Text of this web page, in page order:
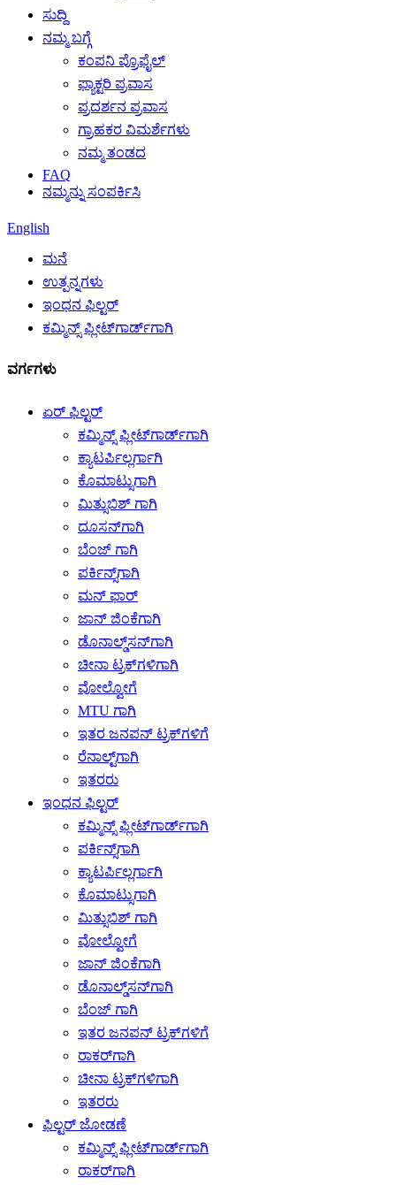
ಸುದ್ದಿ
ನಮ್ಮ ಬಗ್ಗೆ
ಕಂಪನಿ ಪ್ರೊಫೈಲ್
ಫ್ಯಾಕ್ಟರಿ ಪ್ರವಾಸ
ಪ್ರದರ್ಶನ ಪ್ರವಾಸ
ಗ್ರಾಹಕರ ವಿಮರ್ಶೆಗಳು
ನಮ್ಮ ತಂಡದ
FAQ
ನಮ್ಮನ್ನು ಸಂಪರ್ಕಿಸಿ
English
ಮನೆ
ಉತ್ಪನ್ನಗಳು
ಇಂಧನ ಫಿಲ್ಟರ್
ಕಮ್ಮಿನ್ಸ್ ಫ್ಲೀಟ್‌ಗಾರ್ಡ್‌ಗಾಗಿ
ವರ್ಗಗಳು
ಏರ್ ಫಿಲ್ಟರ್
ಕಮ್ಮಿನ್ಸ್ ಫ್ಲೀಟ್‌ಗಾರ್ಡ್‌ಗಾಗಿ
ಕ್ಯಾಟರ್ಪಿಲ್ಲರ್ಗಾಗಿ
ಕೊಮಾಟ್ಸುಗಾಗಿ
ಮಿತ್ಸುಬಿಶ್ ಗಾಗಿ
ದೂಸನ್‌ಗಾಗಿ
ಬೆಂಜ್ ಗಾಗಿ
ಪರ್ಕಿನ್ಸ್‌ಗಾಗಿ
ಮನ್ ಫಾರ್
ಜಾನ್ ಜಿಂಕೆಗಾಗಿ
ಡೊನಾಲ್ಡ್‌ಸನ್‌ಗಾಗಿ
ಚೀನಾ ಟ್ರಕ್‌ಗಳಿಗಾಗಿ
ವೋಲ್ವೋಗೆ
MTU ಗಾಗಿ
ಇತರ ಜನಪನ್ ಟ್ರಕ್‌ಗಳಿಗೆ
ರೆನಾಲ್ಟ್‌ಗಾಗಿ
ಇತರರು
ಇಂಧನ ಫಿಲ್ಟರ್
ಕಮ್ಮಿನ್ಸ್ ಫ್ಲೀಟ್‌ಗಾರ್ಡ್‌ಗಾಗಿ
ಪರ್ಕಿನ್ಸ್‌ಗಾಗಿ
ಕ್ಯಾಟರ್ಪಿಲ್ಲರ್ಗಾಗಿ
ಕೊಮಾಟ್ಸುಗಾಗಿ
ಮಿತ್ಸುಬಿಶ್ ಗಾಗಿ
ವೋಲ್ವೋಗೆ
ಜಾನ್ ಜಿಂಕೆಗಾಗಿ
ಡೊನಾಲ್ಡ್‌ಸನ್‌ಗಾಗಿ
ಬೆಂಜ್ ಗಾಗಿ
ಇತರ ಜನಪನ್ ಟ್ರಕ್‌ಗಳಿಗೆ
ರಾಕರ್‌ಗಾಗಿ
ಚೀನಾ ಟ್ರಕ್‌ಗಳಿಗಾಗಿ
ಇತರರು
ಫಿಲ್ಟರ್ ಜೋಡಣೆ
ಕಮ್ಮಿನ್ಸ್ ಫ್ಲೀಟ್‌ಗಾರ್ಡ್‌ಗಾಗಿ
ರಾಕರ್‌ಗಾಗಿ